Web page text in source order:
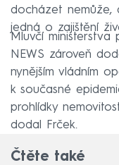
docházet nemůže,
jedná o zajištění
Mluvčí ministerstva
NEWS zároveň
nynějším vládním
k současné
prohlídky
dodal Frček.
Čtěte také